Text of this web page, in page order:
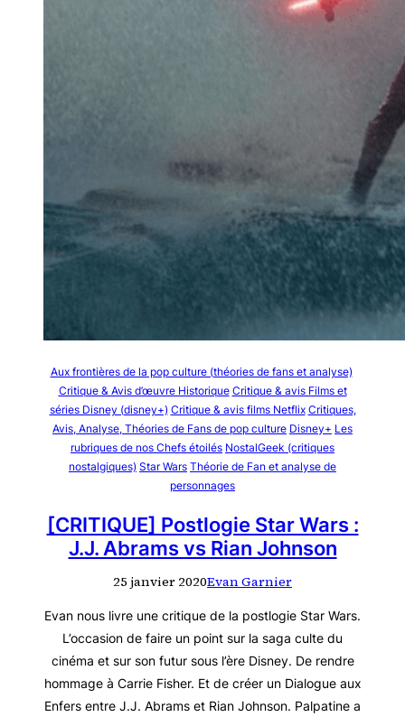
Aux frontières de la pop culture (théories de fans et analyse)
Critique & Avis d’œuvre Historique Critique & avis Films et
séries Disney (disney+) Critique & avis films Netflix Critiques,
Avis, Analyse, Théories de Fans de pop culture Disney+ Les
rubriques de nos Chefs étoilés NostalGeek (critiques
nostalgiques) Star Wars Théorie de Fan et analyse de
personnages
[CRITIQUE] Postlogie Star Wars :
J.J. Abrams vs Rian Johnson
25 janvier 2020Evan Garnier
Evan nous livre une critique de la postlogie Star Wars.
L’occasion de faire un point sur la saga culte du
cinéma et sur son futur sous l’ère Disney. De rendre
hommage à Carrie Fisher. Et de créer un Dialogue aux
Enfers entre J.J. Abrams et Rian Johnson. Palpatine a